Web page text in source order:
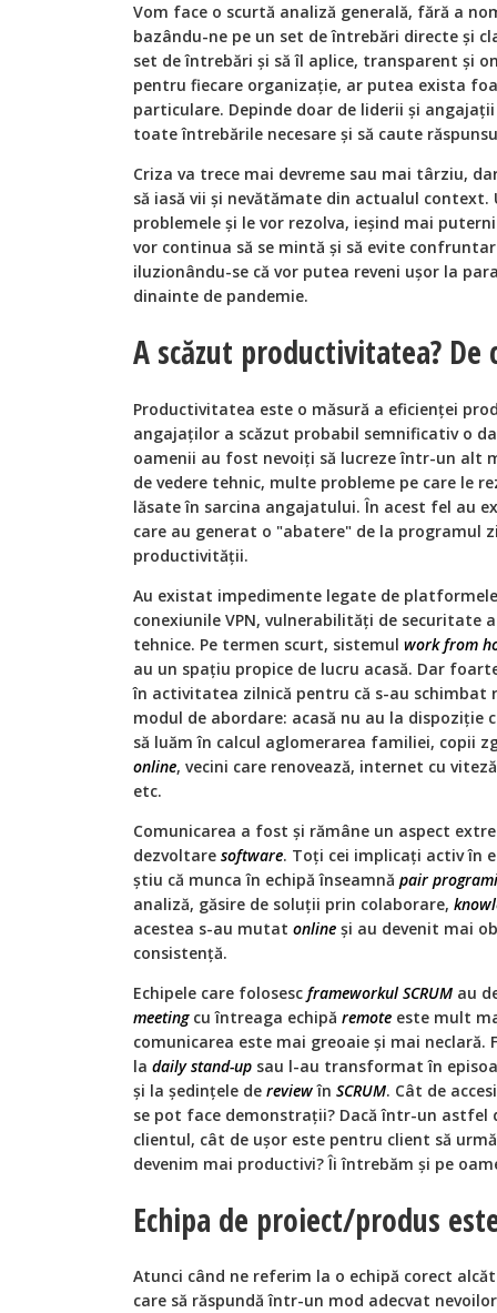
Vom face o scurtă analiză generală, fără a
bazându-ne pe un set de întrebări directe și
set de întrebări și să îl aplice, transparent și
pentru fiecare organizaţie, ar putea exista
particulare. Depinde doar de liderii și
toate întrebările necesare și să caute
Criza va trece mai devreme sau mai târziu,
să iasă vii și nevătămate din actualul context.
problemele și le vor rezolva, ieșind mai
vor continua să se mintă și să evite
iluzionându-se că vor putea reveni ușor la
dinainte de pandemie.
A scăzut productivitatea? De
Productivitatea este o măsură a eficienţei
angajaţilor a scăzut probabil semnificativ o
oamenii au fost nevoiţi să lucreze într-un alt
de vedere tehnic, multe probleme pe care le
lăsate în sarcina angajatului. În acest fel au
care au generat o "abatere" de la programul
productivității.
Au existat impedimente legate de
conexiunile VPN, vulnerabilități de securitate
tehnice. Pe termen scurt, sistemul work from
au un spațiu propice de lucru acasă. Dar
în activitatea zilnică pentru că s-au schimbat
modul de abordare: acasă nu au la dispoziție
să luăm în calcul aglomerarea familiei, copii
online, vecini care renovează, internet cu
etc.
Comunicarea a fost şi rămâne un aspect
dezvoltare software. Toţi cei implicaţi activ în
ştiu că munca în echipă înseamnă pair
analiză, găsire de soluții prin colaborare,
acestea s-au mutat online și au devenit mai
consistență.
Echipele care folosesc frameworkul SCRUM au
meetingcu întreaga echipă remote este mult
comunicarea este mai greoaie și mai
la daily stand-up sau l-au transformat în
și la şedinţele de reviewîn SCRUM. Cât de
se pot face demonstraţii? Dacă într-un astfel
clientul, cât de uşor este pentru client să
devenim mai productivi? Îi întrebăm și pe
Echipa de proiect/produs
Atunci când ne referim la o echipă corect
care să răspundă într-un mod adecvat